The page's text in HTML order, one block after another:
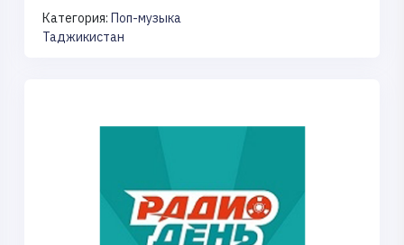
Категория: Поп-музыка
Таджикистан